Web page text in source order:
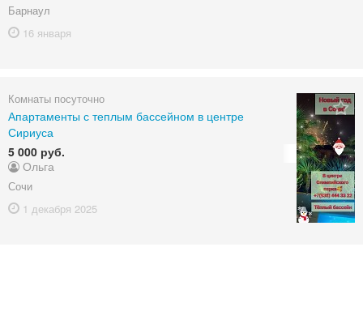
Барнаул
16 января
Комнаты посуточно
Апартаменты с теплым бассейном в центре
Сириуса
5 000 руб.
Ольга
Сочи
1 декабря 2025